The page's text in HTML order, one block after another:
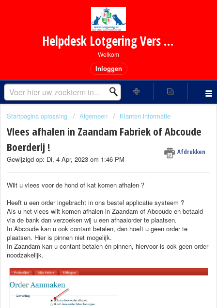
Helpdesk Lotgering Vers Vlees voor Hond en Kat
Welkom
Inloggen
Startpagina oplossing Algemeen Klanten informatie
Vlees afhalen in Zaandam Fabriek of Abcoude
Boerderij !
Afdrukken
Gewijzigd op: Di, 4 Apr, 2023 om 1:46 PM
Wilt u vlees voor de hond of kat komen afhalen ?
Heeft u een order ingebracht in ons bestel applicatie systeem ?
Als u het vlees wilt komen afhalen in Zaandam of Abcoude en betaald
via de bank dan verzoeken wij u een afhaalorder te plaatsen.
In Abcoude kan u ook contant betalen, dan hoeft u geen order te
plaatsen. Hier is pinnen niet mogelijk.
In Zaandam kan u contant betalen én pinnen, hiervoor is ook geen order
noodzakelijk.